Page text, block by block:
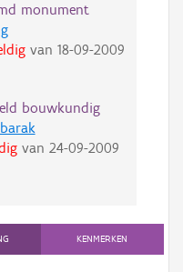
monument
van 18-09-2009
bouwkundig
van 24-09-2009
KENMERKEN